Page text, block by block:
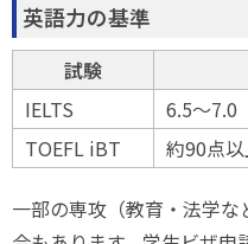
英語力の基準
試験
IELTS
6.5〜7.0
TOEFL iBT
約90点
一部の専攻（教育・法学な